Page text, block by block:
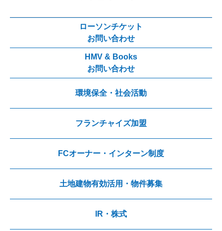
ローソンチケット
お問い合わせ
HMV & Books
お問い合わせ
環境保全・社会活動
フランチャイズ加盟
FCオーナー・インターン制度
土地建物有効活用・物件募集
IR・株式